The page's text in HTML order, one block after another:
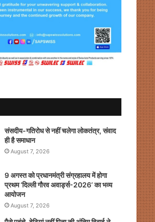
संसदीय-गतिरोध से नहीं चलेगा लोकतंत्र, संवाद
ही है समाधान
August 7, 2026
9 अगस्त को प्रधानमंत्री संग्रहालय में होगा
प्रथम ‘दिल्ली गौरव अवार्ड्स-2026’ का भव्य
आयोजन
August 7, 2026